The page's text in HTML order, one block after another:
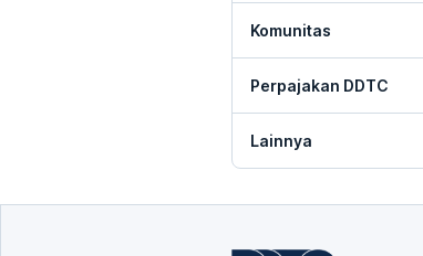
Komunitas
Perpajakan DDTC
Lainnya